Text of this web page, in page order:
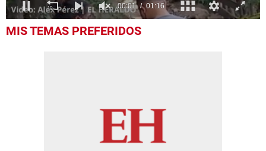
seconds
MIS TEMAS PREFERIDOS